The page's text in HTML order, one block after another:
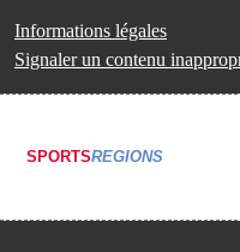
Informations légales
Signaler un contenu
SPORTSREGIONS